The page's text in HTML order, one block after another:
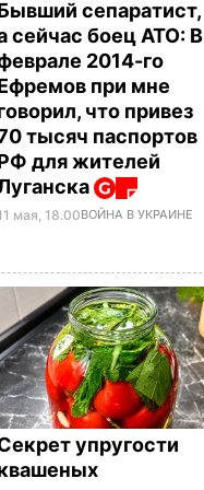
сепаратист,
сейчас боец АТО: В
2014-го
при мне
что привез
тысяч паспортов
для жителей
мая, 18.00ВОЙНА В УКРАИНЕ
упругости